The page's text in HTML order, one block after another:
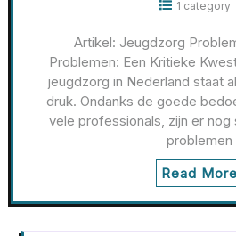
1 category
Artikel: Jeugdzorg
Problemen: Een Kritieke
jeugdzorg in Nederland staat
druk. Ondanks de goede
vele professionals, zijn er nog
problemen
Read More